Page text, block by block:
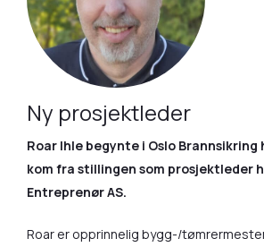
Ny prosjektleder
Roar Ihle begynte i Oslo Brannsikring
kom fra stillingen som prosjektleder
Entreprenør AS.
Roar er opprinnelig bygg-/